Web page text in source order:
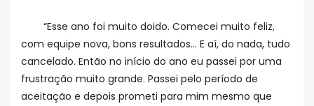
“Esse ano foi muito doido. Comecei muito feliz,
com equipe nova, bons resultados… E aí, do nada, tudo
cancelado. Então no início do ano eu passei por uma
frustração muito grande. Passei pelo período de
aceitação e depois prometi para mim mesmo que